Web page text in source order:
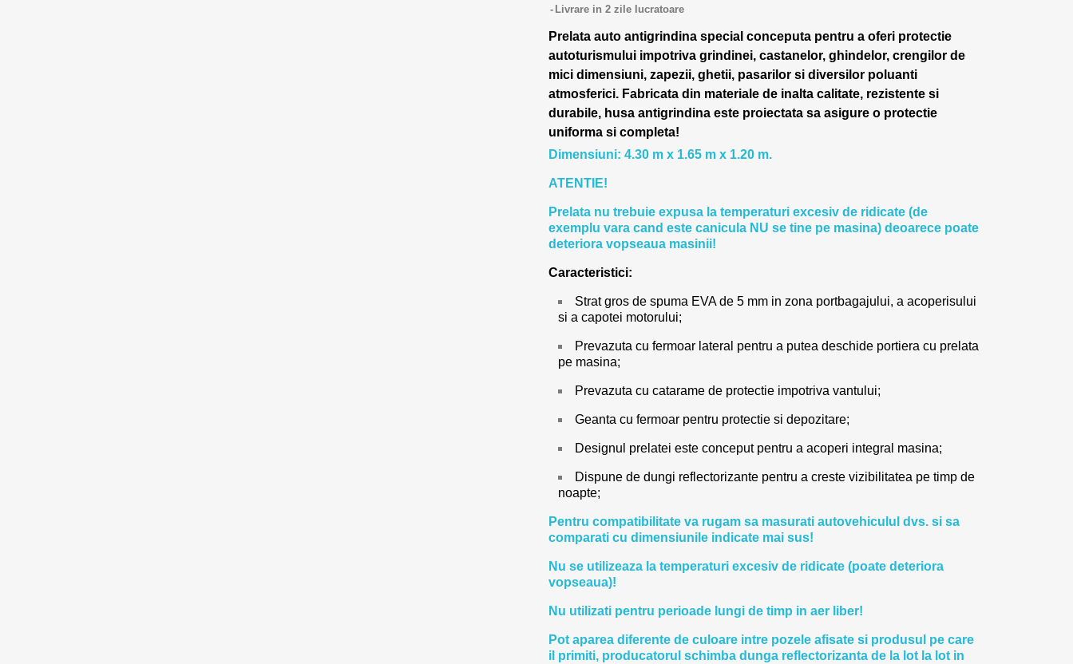
Livrare in 2 zile lucratoare
Prelata auto antigrindina special conceputa pentru a oferi protectie
autoturismului impotriva grindinei, castanelor, ghindelor, crengilor de
mici dimensiuni, zapezii, ghetii, pasarilor si diversilor poluanti
atmosferici. Fabricata din materiale de inalta calitate, rezistente si
durabile, husa antigrindina este proiectata sa asigure o protectie
uniforma si completa!
Dimensiuni: 4.30 m x 1.65 m x 1.20 m.
ATENTIE!
Prelata nu trebuie expusa la temperaturi excesiv de ridicate (de
exemplu vara cand este canicula NU se tine pe masina) deoarece poate
deteriora vopseaua masinii!
Caracteristici:
Strat gros de spuma EVA de 5 mm in zona portbagajului, a acoperisului
si a capotei motorului;
Prevazuta cu fermoar lateral pentru a putea deschide portiera cu prelata
pe masina;
Prevazuta cu catarame de protectie impotriva vantului;
Geanta cu fermoar pentru protectie si depozitare;
Designul prelatei este conceput pentru a acoperi integral masina;
Dispune de dungi reflectorizante pentru a creste vizibilitatea pe timp de
noapte;
Pentru compatibilitate va rugam sa masurati autovehiculul dvs. si sa
comparati cu dimensiunile indicate mai sus!
Nu se utilizeaza la temperaturi excesiv de ridicate (poate deteriora
vopseaua)!
Nu utilizati pentru perioade lungi de timp in aer liber!
Pot aparea diferente de culoare intre pozele afisate si produsul pe care
il primiti, producatorul schimba dunga reflectorizanta de la lot la lot in